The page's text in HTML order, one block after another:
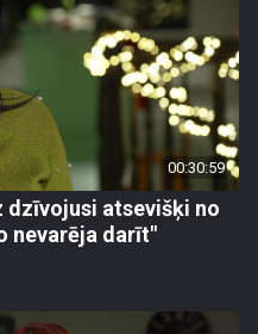
00:30:59
atsevišķi no
nevarēja darīt"